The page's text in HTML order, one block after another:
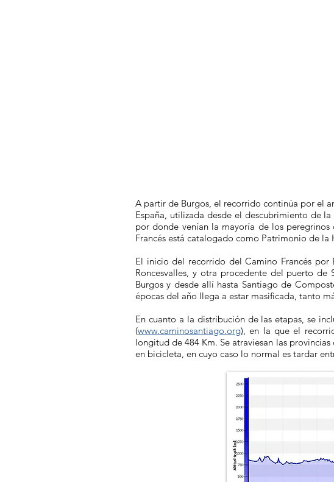
A partir de Burgos, el recorrido continúa por el
España, utilizada desde el descubrimiento de
por donde venían la mayoría de los
Francés está catalogado como Patrimonio de la
El inicio del recorrido del Camino Francés por
Roncesvalles, y otra procedente del puerto de
Burgos y desde allí hasta Santiago de
épocas del año llega a estar masificada, tanto
En cuanto a la distribución de las etapas, se
(www.caminosantiago.org), en la que el
longitud de 484 Km. Se atraviesan las
en bicicleta, en cuyo caso lo normal es tardar